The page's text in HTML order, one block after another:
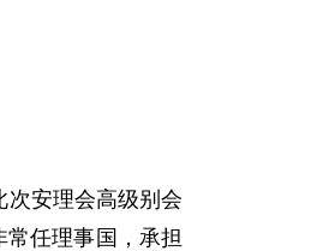
安理会高级别会
任理事国，承担